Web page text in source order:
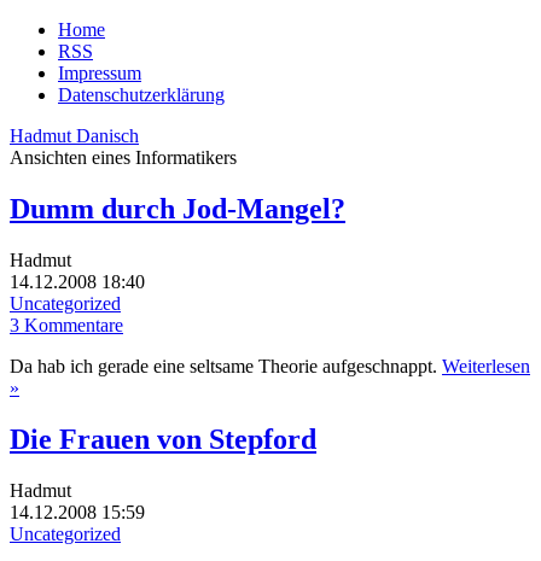
Home
RSS
Impressum
Datenschutzerklärung
Hadmut Danisch
Ansichten eines Informatikers
Dumm durch Jod-Mangel?
Hadmut
14.12.2008 18:40
Uncategorized
3 Kommentare
Da hab ich gerade eine seltsame Theorie aufgeschnappt. Weiterlesen
»
Die Frauen von Stepford
Hadmut
14.12.2008 15:59
Uncategorized